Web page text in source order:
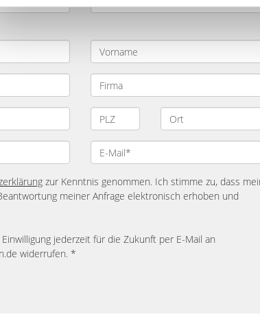
zur Kenntnis genommen. Ich stimme zu, dass
meiner Anfrage elektronisch erhoben und
jederzeit für die Zukunft per E-Mail an
widerrufen. *